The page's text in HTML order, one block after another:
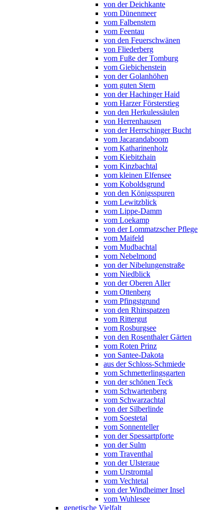
von der Deichkante
vom Dünenmeer
vom Falbenstern
vom Feentau
von den Feuerschwänen
von Fliederberg
vom Fuße der Tomburg
vom Giebichenstein
von der Golanhöhen
vom guten Stern
von der Hachinger Haid
vom Harzer Försterstieg
von den Herkulessäulen
von Herrenhausen
von der Herrschinger Bucht
vom Jacarandaboom
vom Katharinenholz
vom Kiebitzhain
vom Kinzbachtal
vom kleinen Elfensee
vom Koboldsgrund
von den Königsspuren
vom Lewitzblick
vom Lippe-Damm
vom Loekamp
von der Lommatzscher Pflege
vom Maifeld
vom Mudbachtal
vom Nebelmond
von der Nibelungenstraße
vom Niedblick
von der Oberen Aller
vom Ottenberg
vom Pfingstgrund
von den Rhinspatzen
vom Rittergut
vom Rosburgsee
von den Rosenthaler Gärten
vom Roten Prinz
von Santee-Dakota
aus der Schloss-Schmiede
vom Schmetterlingsgarten
von der schönen Teck
vom Schwartenberg
vom Schwarzachtal
von der Silberlinde
vom Soestetal
vom Sonnenteller
von der Spessartpforte
von der Sulm
vom Traventhal
von der Ulsteraue
vom Urstromtal
vom Vechtetal
von der Windheimer Insel
vom Wuhlesee
genetische Vielfalt